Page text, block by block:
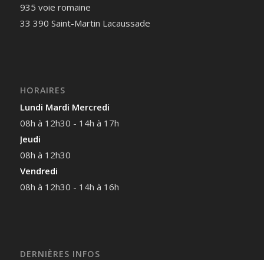
935 voie romaine
33 390 Saint-Martin Lacaussade
HORAIRES
Lundi Mardi Mercredi
08h à 12h30 - 14h à 17h
Jeudi
08h à 12h30
Vendredi
08h à 12h30 - 14h à 16h
DERNIÈRES INFOS